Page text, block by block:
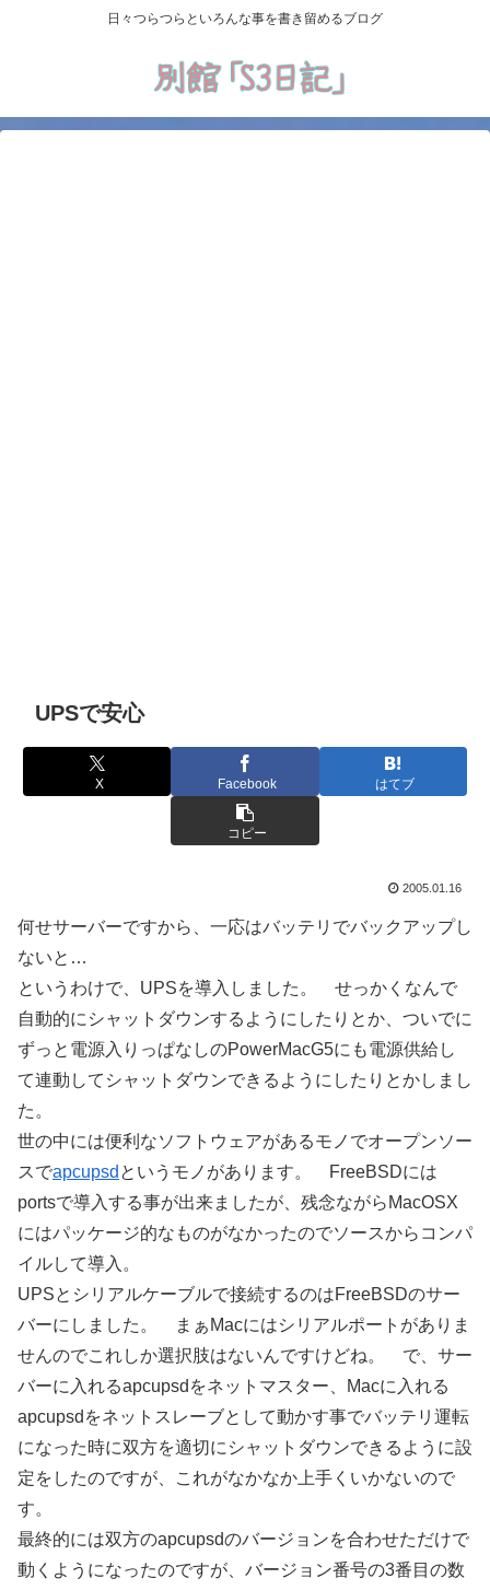
日々つらつらといろんな事を書き留めるブログ
UPSで安心
X Facebook はてブ
コピー
2005.01.16
何せサーバーですから、一応はバッテリでバックアップし
ないと…
というわけで、UPSを導入しました。 せっかくなんで
自動的にシャットダウンするようにしたりとか、ついでに
ずっと電源入りっぱなしのPowerMacG5にも電源供給し
て連動してシャットダウンできるようにしたりとかしまし
た。
世の中には便利なソフトウェアがあるモノでオープンソー
スでapcupsd というモノがあります。 FreeBSDには
portsで導入する事が出来ましたが、残念ながらMacOSX
にはパッケージ的なものがなかったのでソースからコンパ
イルして導入。
UPSとシリアルケーブルで接続するのはFreeBSDのサー
バーにしました。 まぁMacにはシリアルポートがありま
せんのでこれしか選択肢はないんですけどね。 で、サー
バーに入れるapcupsdをネットマスター、Macに入れる
apcupsdをネットスレーブとして動かす事でバッテリ運転
になった時に双方を適切にシャットダウンできるように設
定をしたのですが、これがなかなか上手くいかないので
す。
最終的には双方のapcupsdのバージョンを合わせただけで
動くようになったのですが、バージョン番号の3番目の数